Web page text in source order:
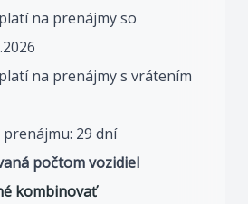
na prenájmy so
na prenájmy s vrátením
29 dní
počtom vozidiel
kombinovať